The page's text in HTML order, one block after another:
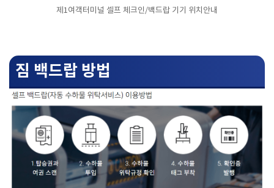
제1여객터미널 셀프 체크인/백드랍 기기 위치안내
짐 백드랍 방법